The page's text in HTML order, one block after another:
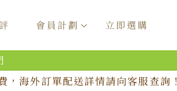
會員計劃 立即選購
海外訂單配送詳情請向客服查詢！